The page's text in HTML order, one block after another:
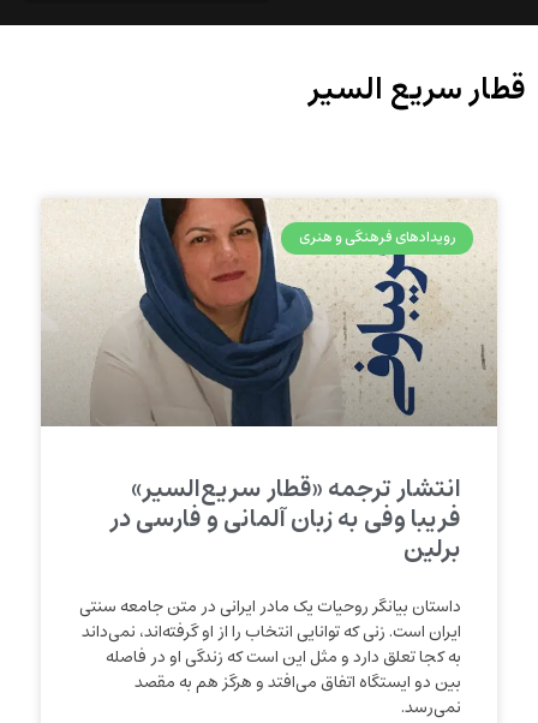
قطار سریع السیر
رویدادهای فرهنگی و هنری
انتشار ترجمه «قطار سریع‌السیر»
فریبا وفی به زبان آلمانی و فارسی در
برلین
داستان بیانگر روحیات یک مادر ایرانی در متن جامعه سنتی
ایران است. زنی که توانایی انتخاب را از او گرفته‌اند، نمی‌داند
به کجا تعلق دارد و مثل این است که زندگی او در فاصله
بین دو ایستگاه اتفاق می‌افتد و هرگز هم به مقصد
نمی‌‌رسد.